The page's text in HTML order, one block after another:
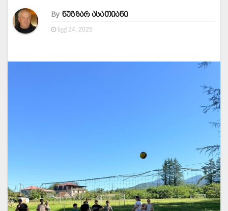
By ნუგზარ ასათიანი
ᲡᲔᲥ 24, 2025